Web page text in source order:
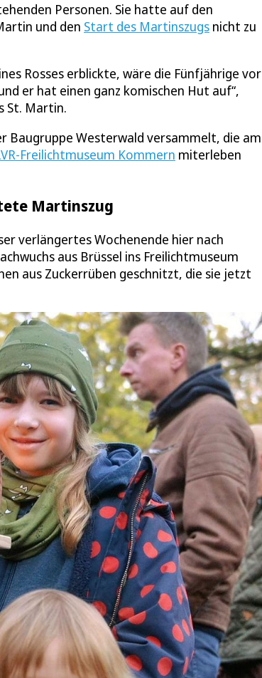
Personen. Sie hatte auf den
und den Start des Martinszugs nicht zu
Rosses erblickte, wäre die Fünfjährige vor
er hat einen ganz komischen Hut auf“,
St. Martin.
Baugruppe Westerwald versammelt, die am
Freilichtmuseum Kommern miterleben
Martinszug
verlängertes Wochenende hier nach
aus Brüssel ins Freilichtmuseum
aus Zuckerrüben geschnitzt, die sie jetzt